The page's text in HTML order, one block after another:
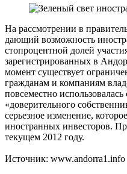
На рассмотрении в
дающий возможность
стопроцентной долей
зарегистрированных в
момент существует
гражданам и компаниям
повсеместно
«доверительного
серьезное изменение,
иностранных инвесторов.
текущем 2012 году.
Источник: www.andorra1.info